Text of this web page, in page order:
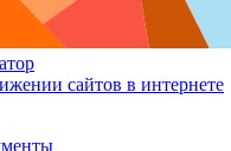
сайтов в интернете